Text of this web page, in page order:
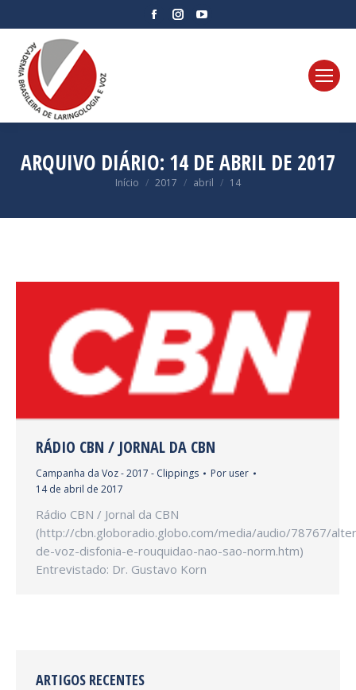
FacebookInstagram
ARQUIVO DIÁRIO: 14 DE ABRIL DE 2017
Você está aqui:
Início 2017 abril 14
RÁDIO CBN / JORNAL DA CBN
Campanha da Voz - 2017 - Clippings Por user
14 de abril de 2017
Rádio CBN / Jornal da CBN
(http://cbn.globoradio.globo.com/media/audio/78767/
de-voz-disfonia-e-rouquidao-nao-sao-norm.htm)
Entrevistado: Dr. Gustavo Korn
ARTIGOS RECENTES